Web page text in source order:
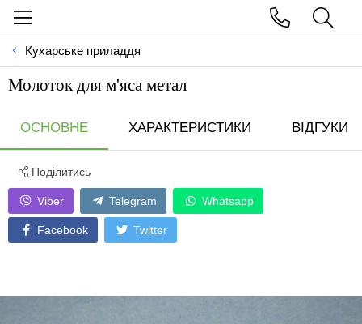
Кухарське приладдя
Молоток для м'яса метал
ОСНОВНЕ ХАРАКТЕРИСТИКИ ВІДГУКИ
Поділитись
Viber Telegram Whatsapp
Facebook Twitter